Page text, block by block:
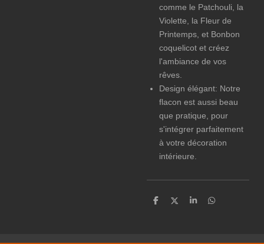
comme le Patchouli, la
Violette, la Fleur de
Printemps, et Bonbon
coquelicot et créez
l'ambiance de vos
rêves.
Design élégant: Notre
flacon est aussi beau
que pratique, pour
s'intégrer parfaitement
à votre décoration
intérieure.
P
P
P
P